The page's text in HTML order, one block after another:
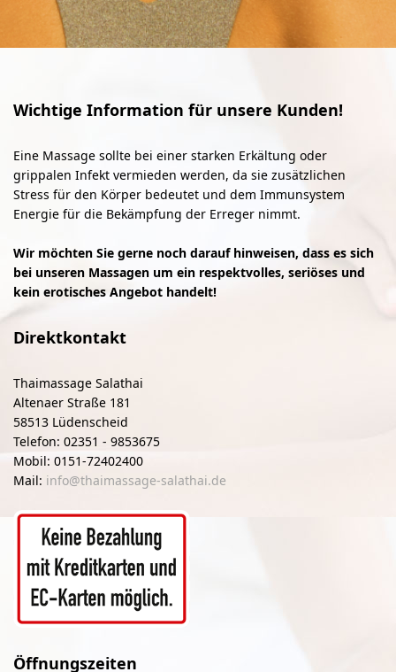
Wichtige Information für unsere Kunden!
Eine Massage sollte bei einer starken Erkältung oder
grippalen Infekt vermieden werden, da sie zusätzlichen
Stress für den Körper bedeutet und dem Immunsystem
Energie für die Bekämpfung der Erreger nimmt.
Wir möchten Sie gerne noch darauf hinweisen, dass es sich
bei unseren Massagen um ein respektvolles, seriöses und
kein erotisches Angebot handelt!
Direktkontakt
Thaimassage Salathai
Altenaer Straße 181
58513 Lüdenscheid
Telefon: 02351 - 9853675
Mobil: 0151-72402400
Mail: info@thaimassage-salathai.de
Öffnungszeiten